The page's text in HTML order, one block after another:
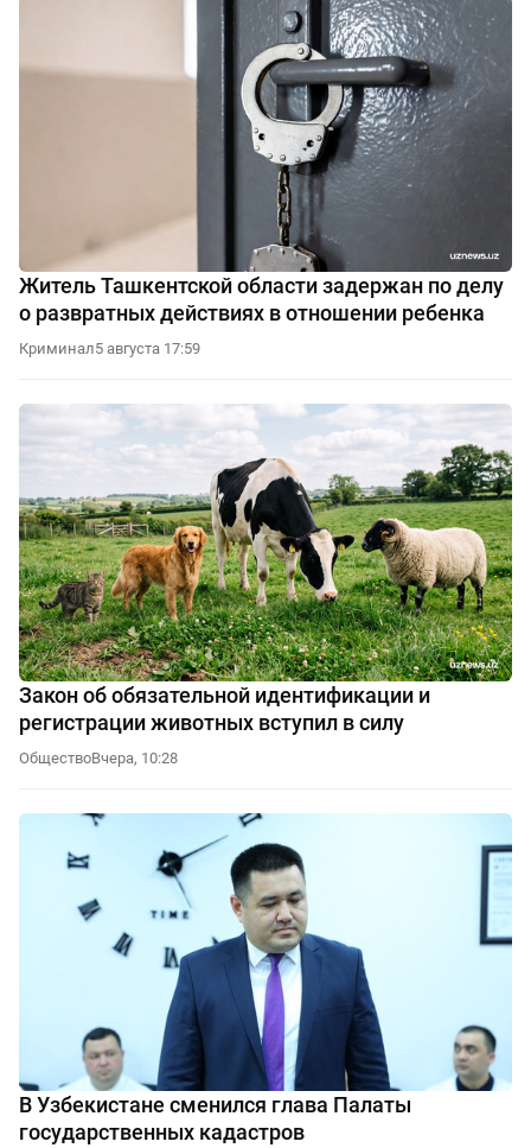
Житель Ташкентской области задержан по делу
о развратных действиях в отношении ребенка
Криминал5 августа 17:59
Закон об обязательной идентификации и
регистрации животных вступил в силу
ОбществоВчера, 10:28
В Узбекистане сменился глава Палаты
государственных кадастров